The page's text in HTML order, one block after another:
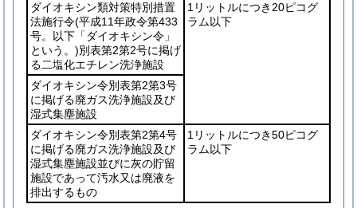
ダイオキシン類対策特別措置
法施行令(平成11年政令第433
号。以下「ダイオキシン令」
という。)別表第2第2号に掲げ
る二塩化エチレン洗浄施設
1リットルにつき20ピコグ
ラム以下
ダイオキシン令別表第2第3号
に掲げる廃ガス洗浄施設及び
湿式集塵施設
ダイオキシン令別表第2第4号
に掲げる廃ガス洗浄施設及び
湿式集塵施設並びに灰の貯留
施設であって汚水又は廃液を
排出するもの
1リットルにつき50ピコグ
ラム以下